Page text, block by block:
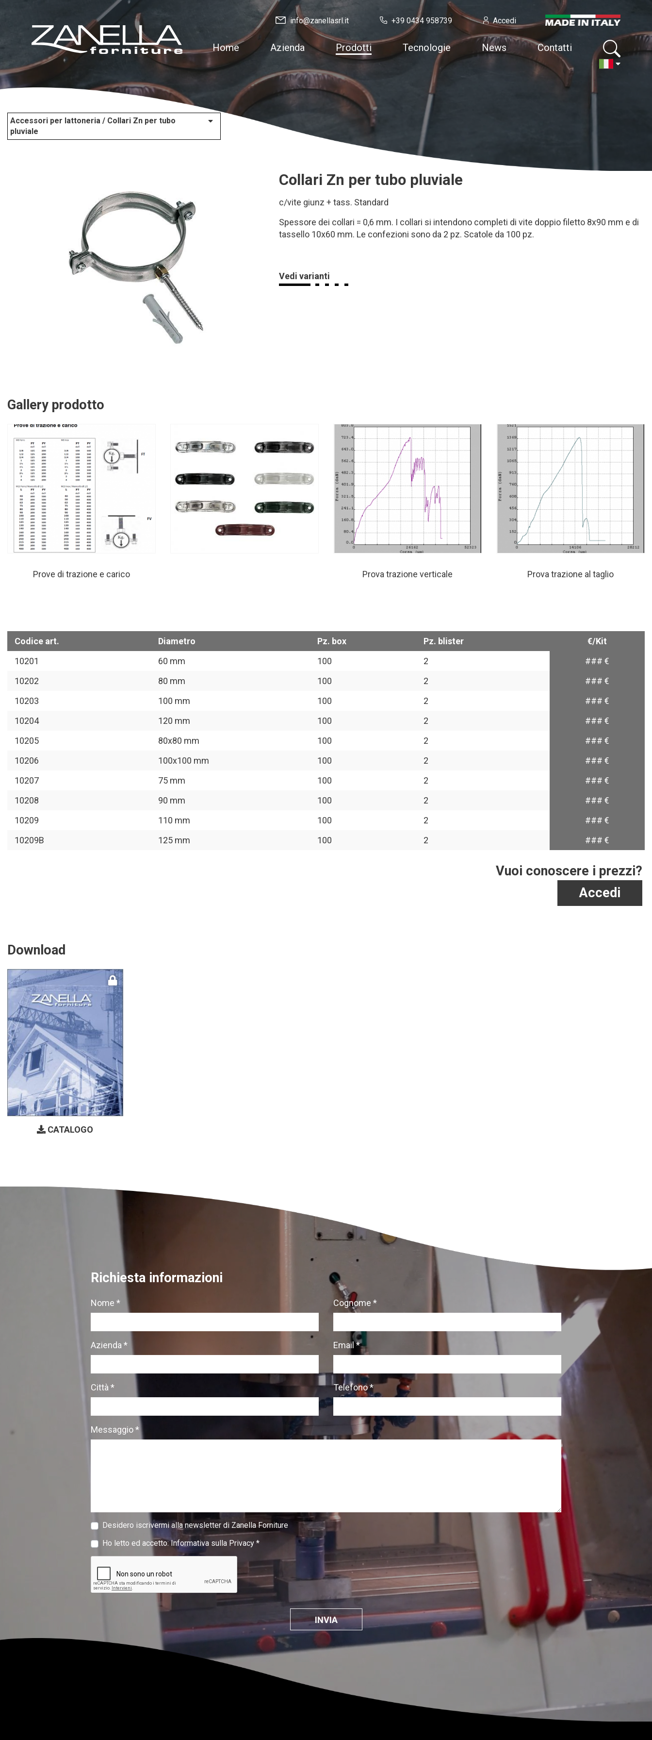
info@zanellasrl.it +39 0434 958739 Accedi
Home Azienda Prodotti Tecnologie News Contatti
Accessori per lattoneria / Collari Zn per tubo
pluviale
Collari Zn per tubo pluviale
c/vite giunz + tass. Standard
Spessore dei collari = 0,6 mm. I collari si intendono completi di vite doppio filetto 8x90 mm e di
tassello 10x60 mm. Le confezioni sono da 2 pz. Scatole da 100 pz.
Vedi varianti
Gallery prodotto
Prove di trazione e carico Prova trazione verticale Prova trazione al taglio
Codice art. Diametro Pz. box Pz. blister
€/Kit
10201
60 mm 100 2
### €
10202
80 mm 100 2
### €
10203
100 mm 100 2
### €
10204
120 mm 100 2
### €
10205
80x80 mm 100 2
### €
10206
100x100 mm 100 2
### €
10207
75 mm 100 2
### €
10208
90 mm 100 2
### €
10209
110 mm 100 2
### €
10209B
125 mm 100 2 ### €
Vuoi conoscere i prezzi?
Accedi
Download
CATALOGO
Richiesta informazioni
Nome * Cognome *
Azienda * Email *
Città * Telefono *
Messaggio *
Desidero iscrivermi alla newsletter di Zanella Forniture
Ho letto ed accetto:Informativa sulla Privacy *
INVIA